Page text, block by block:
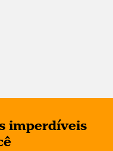
imperdíveis